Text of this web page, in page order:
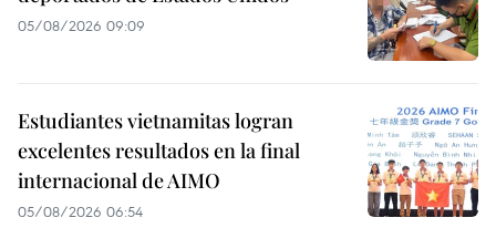
05/08/2026 09:09
Estudiantes vietnamitas logran
excelentes resultados en la final
internacional de AIMO
05/08/2026 06:54